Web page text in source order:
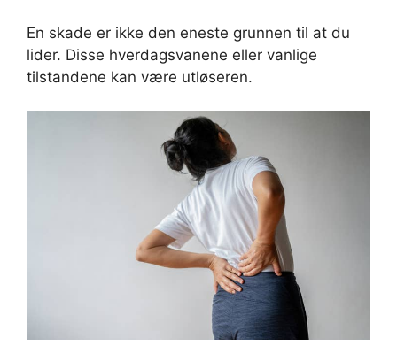
En skade er ikke den eneste grunnen til at du
lider. Disse hverdagsvanene eller vanlige
tilstandene kan være utløseren.